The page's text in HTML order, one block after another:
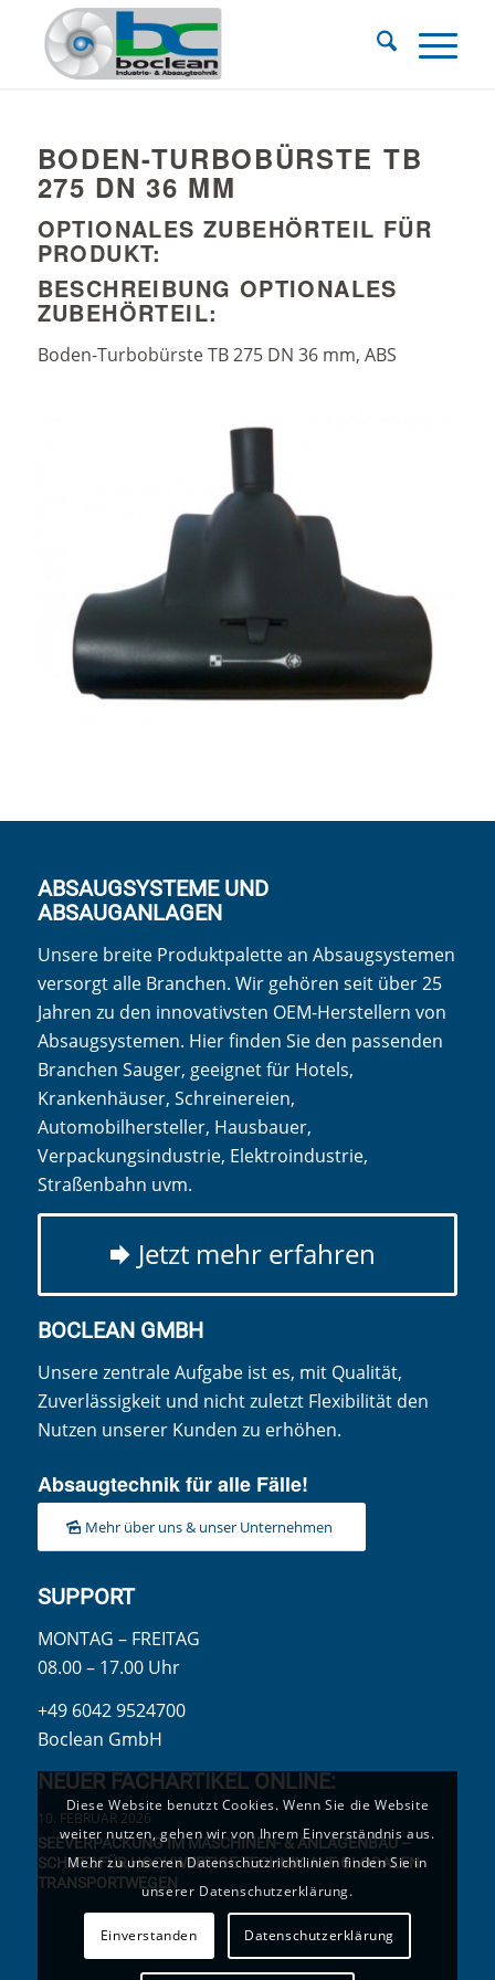
BODEN-TURBOBÜRSTE TB
275 DN 36 MM
OPTIONALES ZUBEHÖRTEIL FÜR
PRODUKT:
BESCHREIBUNG OPTIONALES
ZUBEHÖRTEIL:
Boden-Turbobürste TB 275 DN 36 mm, ABS
ABSAUGSYSTEME UND
ABSAUGANLAGEN
Unsere breite Produktpalette an Absaugsystemen
versorgt alle Branchen. Wir gehören seit über 25
Jahren zu den innovativsten OEM-Herstellern von
Absaugsystemen. Hier finden Sie den passenden
Branchen Sauger, geeignet für Hotels,
Krankenhäuser, Schreinereien,
Automobilhersteller, Hausbauer,
Verpackungsindustrie, Elektroindustrie,
Straßenbahn uvm.
Jetzt mehr erfahren
BOCLEAN GMBH
Unsere zentrale Aufgabe ist es, mit Qualität,
Zuverlässigkeit und nicht zuletzt Flexibilität den
Nutzen unserer Kunden zu erhöhen.
Absaugtechnik für alle Fälle!
Mehr über uns & unser Unternehmen
SUPPORT
MONTAG – FREITAG
08.00 – 17.00 Uhr
+49 6042 9524700
Boclean GmbH
NEUER FACHARTIKEL ONLINE:
10. FEBRUAR 2026
SEEVERPACKUNG IM MASCHINEN- & ANLAGENBAU –
SCHUTZ FÜR HOCHWERTIGE TECHNIK AUF GLOBALEN
TRANSPORTWEGEN
Diese Website benutzt Cookies. Wenn Sie die Website
weiter nutzen, gehen wir von Ihrem Einverständnis aus.
Mehr zu unseren Datenschutzrichtlinien finden Sie in
unserer Datenschutzerklärung.
Einverstanden Datenschutzerklärung